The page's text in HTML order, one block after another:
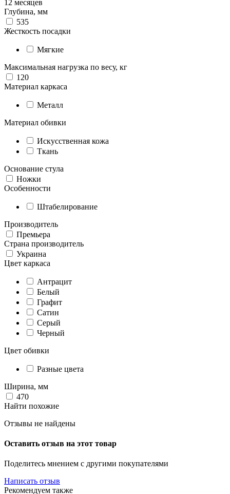
12 месяцев
Глубина, мм
535
Жесткость посадки
Мягкие
Максимальная нагрузка по весу, кг
120
Материал каркаса
Металл
Материал обивки
Искусственная кожа
Ткань
Основание стула
Ножки
Особенности
Штабелирование
Производитель
Премьера
Страна производитель
Украина
Цвет каркаса
Антрацит
Белый
Графит
Сатин
Серый
Черный
Цвет обивки
Разные цвета
Ширина, мм
470
Найти похожие
Отзывы не найдены
Оставить отзыв на этот товар
Поделитесь мнением с другими покупателями
Написать отзыв
Рекомендуем также